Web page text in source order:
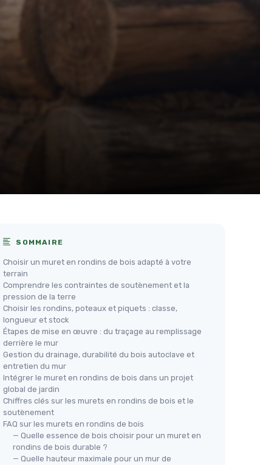
SOMMAIRE
Choisir un muret en rondins de bois adapté à votre
terrain
Comprendre les contraintes de soutènement et la
pression de la terre
Choisir les rondins, poteaux et piquets : classe,
longueur et stock
Étapes de mise en œuvre : du traçage au remplissage
derrière le mur
Gestion du drainage, durabilité du bois autoclave et
entretien du mur
Intégrer le muret en rondins de bois dans un projet
global de jardin
Chiffres clés sur les murets en rondins de bois et le
soutènement
FAQ sur les murets en rondins de bois
— Quelle essence de bois choisir pour un muret en
rondins de bois durable ?
— Quelle hauteur maximale pour un mur de